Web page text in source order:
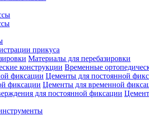
прикуса
Материалы для перебазировки
Временные
Цементы для постоянной
Цементы для временной